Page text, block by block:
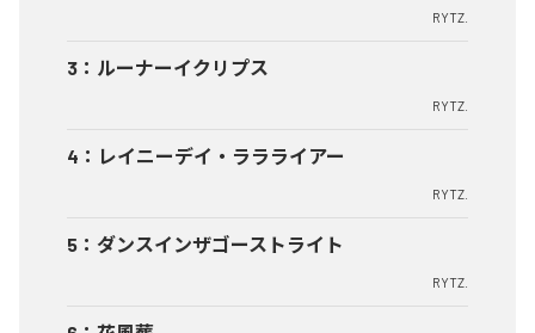
RYTZ.
3 ： ルーナーイクリプス
RYTZ.
4 ： レイニーデイ・ララライアー
RYTZ.
5 ： ダンスインザゴーストライト
RYTZ.